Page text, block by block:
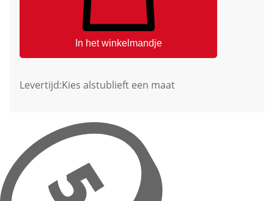
In het winkelmandje
Levertijd:Kies alstublieft een maat